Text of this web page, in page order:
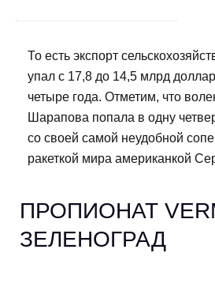
То есть экспорт
упал с 17,8 до 14,5 млрд
четыре года. Отметим, что
Шарапова попала в одну
со своей самой неудобной
ракеткой мира американкой
ПРОПИОНАТ
ЗЕЛЕНОГРАД